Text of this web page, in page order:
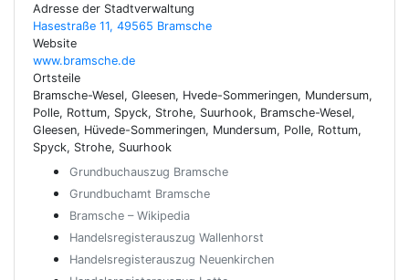
Adresse der Stadtverwaltung
Hasestraße 11, 49565 Bramsche
Website
www.bramsche.de
Ortsteile
Bramsche-Wesel, Gleesen, Hvede-Sommeringen, Mundersum,
Polle, Rottum, Spyck, Strohe, Suurhook, Bramsche-Wesel,
Gleesen, Hüvede-Sommeringen, Mundersum, Polle, Rottum,
Spyck, Strohe, Suurhook
Grundbuchauszug Bramsche
Grundbuchamt Bramsche
Bramsche – Wikipedia
Handelsregisterauszug Wallenhorst
Handelsregisterauszug Neuenkirchen